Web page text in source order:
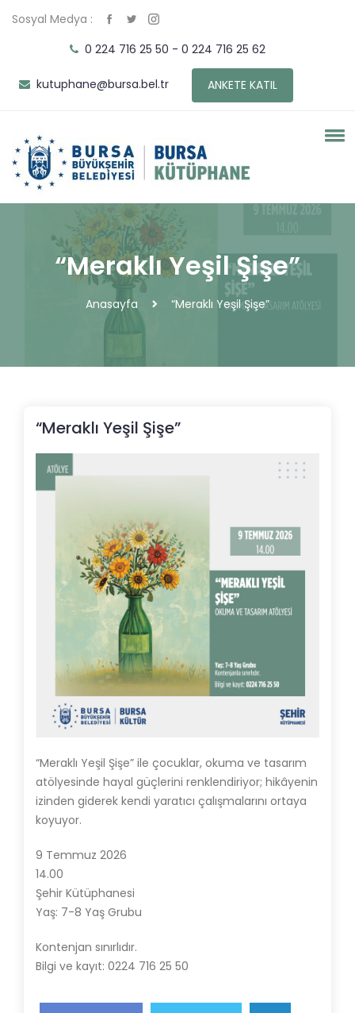
Sosyal Medya :
0 224 716 25 50 - 0 224 716 25 62
kutuphane@bursa.bel.tr ANKETE KATIL
“Meraklı Yeşil Şişe”
Anasayfa “Meraklı Yeşil Şişe”
“Meraklı Yeşil Şişe”
“Meraklı Yeşil Şişe” ile çocuklar, okuma ve tasarım
atölyesinde hayal güçlerini renklendiriyor; hikâyenin
izinden giderek kendi yaratıcı çalışmalarını ortaya
koyuyor.
9 Temmuz 2026
14.00
Şehir Kütüphanesi
Yaş: 7-8 Yaş Grubu
Kontenjan sınırlıdır.
Bilgi ve kayıt: 0224 716 25 50